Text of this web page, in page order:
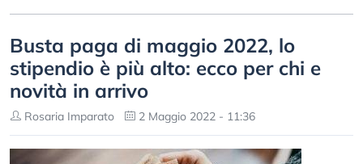
Busta paga di maggio 2022, lo
stipendio è più alto: ecco per chi e
novità in arrivo
Rosaria Imparato 2 Maggio 2022 - 11:36